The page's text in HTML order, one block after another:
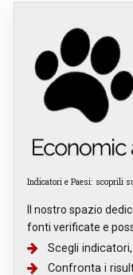
Indicatori e Paesi: scoprili
Il nostro spazio
fonti verificate e
Scegli
Confronta i